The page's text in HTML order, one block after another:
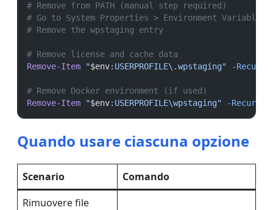
# Remove from PATH (manual step required)
# Go to System Properties > Environment Variables
# Remove the wpstaging entry
# Remove license and cache data
Remove-Item
"$env:USERPROFILE\.wpstaging" -Recurse
# Remove Docker environment (if used)
Remove-Item
"$env:USERPROFILE\wpstaging" -Recurse
Quando usare ciascuna opzione
Scenario
Comando
Rimuovere file